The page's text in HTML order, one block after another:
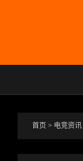
首页 > 电竞资讯